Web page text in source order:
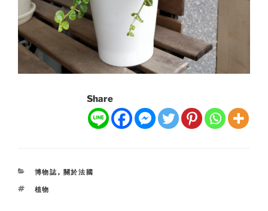
Share
CATEGORIES
博物誌 , 關於法國
TAGS
植物